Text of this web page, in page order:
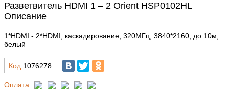
Разветвитель HDMI 1 – 2 Orient HSP0102HL
Описание
1*HDMI - 2*HDMI, каскадирование, 320МГц, 3840*2160, до 10м,
белый
Код 1076278
Оплата